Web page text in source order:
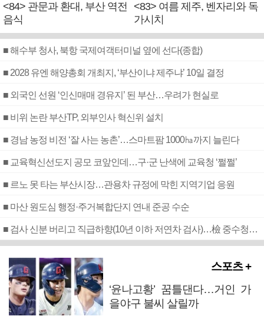
<84> 관문과 환대, 부산 역전
음식
<83> 여름 제주, 벤자리와 독
가시치
■ 해수부 청사, 북항 국제여객터미널 옆에 선다(종합)
■ 2028 유엔 해양총회 개최지, ‘부산이냐 제주냐’ 10일 결정
■ 외국인 선원 ‘인신매매 경유지’ 된 부산…우려가 현실로
■ 비위 논란 부산TP, 외부인사 혁신위 설치
■ 경남 농정 비전 ‘잘 사는 농촌’…스마트팜 1000㏊까지 늘린다
■ 교육혁신선도지 공모 코앞인데…구·군 난색에 교육청 ‘쩔쩔’
■ 르노 못 타는 부산시장…관용차 규정에 막힌 지역기업 응원
■ 마산 원도심 행정·주거복합단지 연내 준공 수순
■ 검사 신분 버리고 직급하향(10년 이하 저연차 검사)…檢 중수청행 기피
스포츠 +
‘윤나고황’ 꿈틀댄다…거인 가
을야구 불씨 살릴까